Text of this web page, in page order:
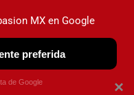
CIRCULA
×
MX en Google
preferida
de Google